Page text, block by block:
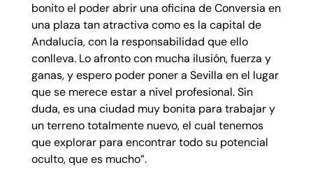
bonito el poder abrir una oficina de Conversia en
una plaza tan atractiva como es la capital de
Andalucía, con la responsabilidad que ello
conlleva. Lo afronto con mucha ilusión, fuerza y
ganas, y espero poder poner a Sevilla en el lugar
que se merece estar a nivel profesional. Sin
duda, es una ciudad muy bonita para trabajar y
un terreno totalmente nuevo, el cual tenemos
que explorar para encontrar todo su potencial
oculto, que es mucho”.